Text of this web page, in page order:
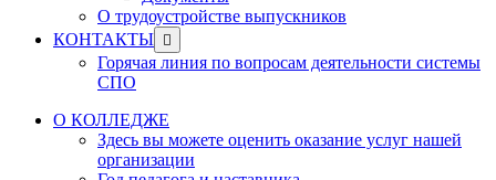
О трудоустройстве выпускников
КОНТАКТЫ Show
sub
menu
Горячая линия по вопросам деятельности системы
СПО
О КОЛЛЕДЖЕ
Здесь вы можете оценить оказание услуг нашей
организации